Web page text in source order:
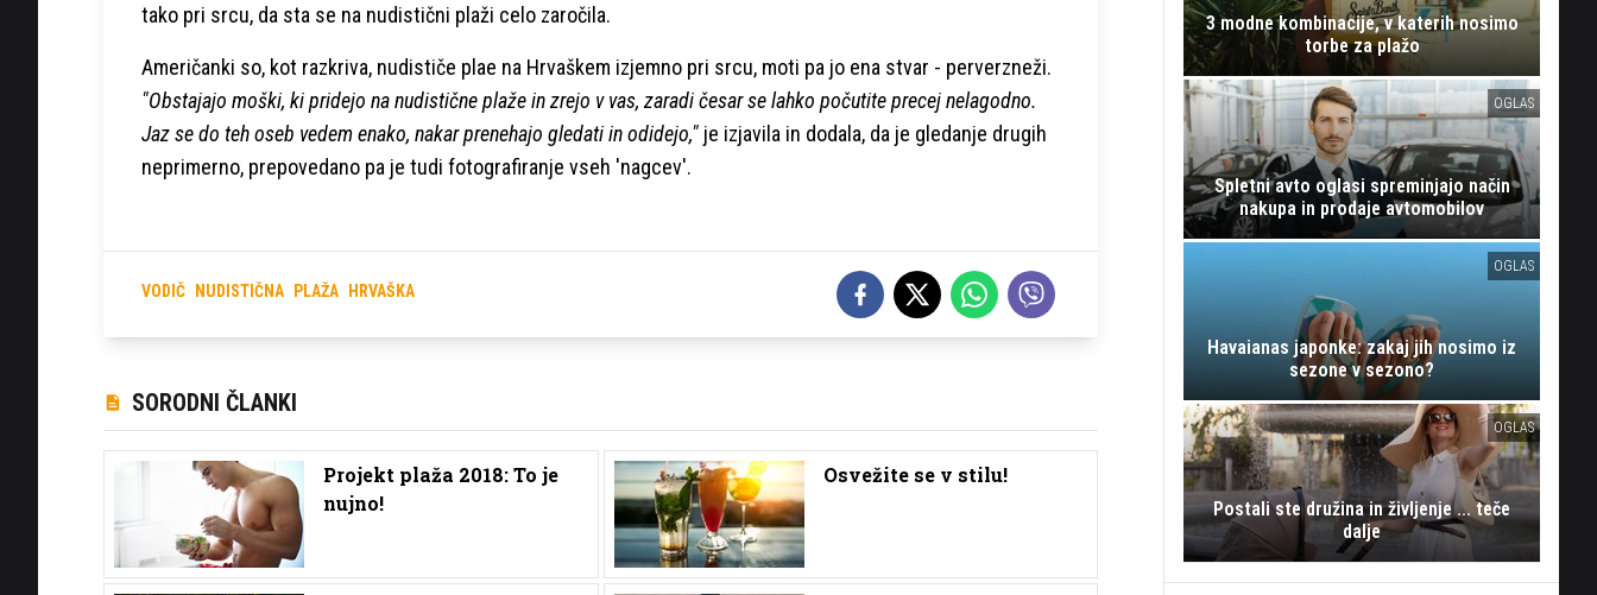
tako pri srcu, da sta se na nudistični plaži celo zaročila.
Američanki so, kot razkriva, nudističe plae na Hrvaškem izjemno pri srcu, moti pa jo ena stvar - perverzneži.
"Obstajajo moški, ki pridejo na nudistične plaže in zrejo v vas, zaradi česar se lahko počutite precej nelagodno.
Jaz se do teh oseb vedem enako, nakar prenehajo gledati in odidejo," je izjavila in dodala, da je gledanje drugih
neprimerno, prepovedano pa je tudi fotografiranje vseh 'nagcev'.
VODIČ NUDISTIČNA PLAŽA HRVAŠKA
SORODNI ČLANKI
Projekt plaža 2018: To je
nujno!
Osvežite se v stilu!
3 modne kombinacije, v katerih nosimo
torbe za plažo
OGLAS
Spletni avto oglasi spreminjajo način
nakupa in prodaje avtomobilov
OGLAS
Havaianas japonke: zakaj jih nosimo iz
sezone v sezono?
OGLAS
Postali ste družina in življenje ... teče
dalje